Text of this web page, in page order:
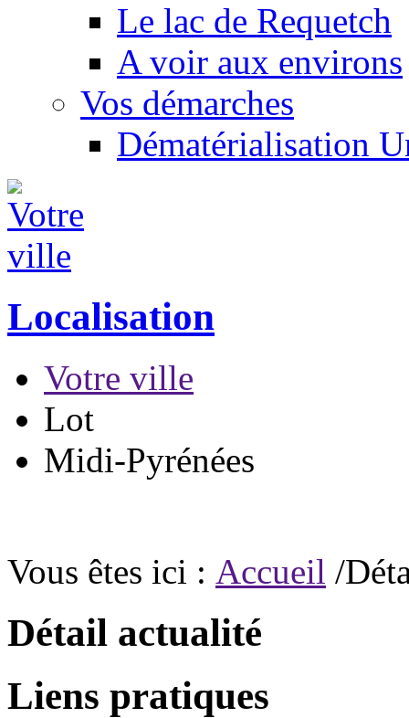
Le lac de Requetch
A voir aux environs
Vos démarches
Dématérialisation
Localisation
Votre ville
Lot
Midi-Pyrénées
Vous êtes ici : Accueil /
Détail actualité
Liens pratiques